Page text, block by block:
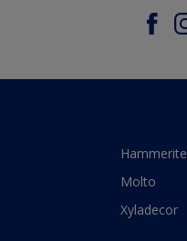
Hammerite
Molto
Xyladecor